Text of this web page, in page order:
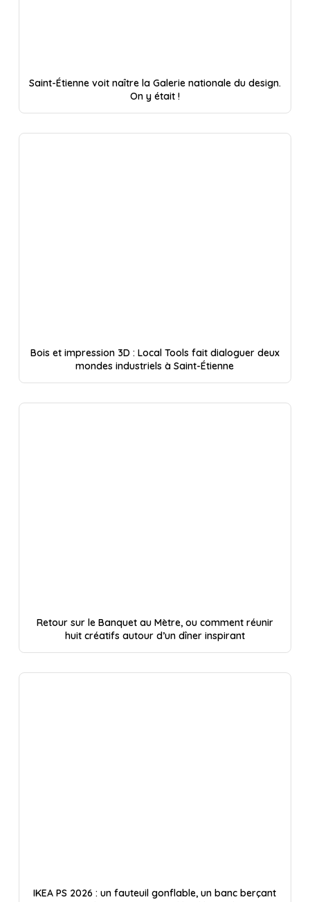
Saint-Étienne voit naître la Galerie nationale du design.
On y était !
Bois et impression 3D : Local Tools fait dialoguer deux
mondes industriels à Saint-Étienne
Retour sur le Banquet au Mètre, ou comment réunir
huit créatifs autour d’un dîner inspirant
IKEA PS 2026 : un fauteuil gonflable, un banc berçant